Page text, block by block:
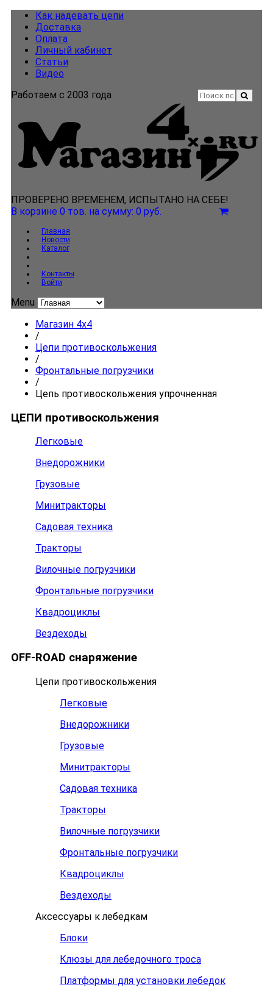
Как надевать цепи
Доставка
Оплата
Личный кабинет
Статьи
Видео
Работаем с 2003 года
ПРОВЕРЕНО ВРЕМЕНЕМ, ИСПЫТАНО НА СЕБЕ!
В корзине 0 тов. на сумму: 0 руб.
Главная
Новости
Каталог
Контакты
Войти
Menu
Магазин 4x4
/
Цепи противоскольжения
/
Фронтальные погрузчики
/
Цепь противоскольжения упрочненная
ЦЕПИ противоскольжения
Легковые
Внедорожники
Грузовые
Минитракторы
Садовая техника
Тракторы
Вилочные погрузчики
Фронтальные погрузчики
Квадроциклы
Вездеходы
OFF-ROAD снаряжение
Цепи противоскольжения
Легковые
Внедорожники
Грузовые
Минитракторы
Садовая техника
Тракторы
Вилочные погрузчики
Фронтальные погрузчики
Квадроциклы
Вездеходы
Аксессуары к лебедкам
Блоки
Клюзы для лебедочного троса
Платформы для установки лебедок